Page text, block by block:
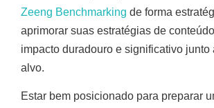
Zeeng Benchmarking de forma
aprimorar suas estratégias de
impacto duradouro e significativo junto
alvo.
Estar bem posicionado para preparar